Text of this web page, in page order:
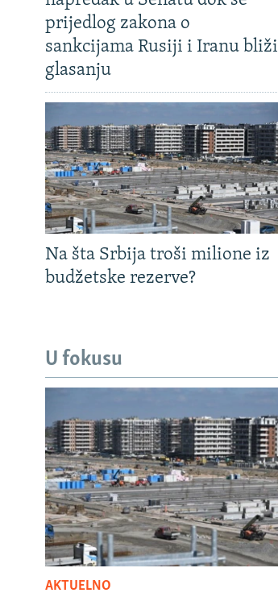
prijedlog zakona o
sankcijama Rusiji i Iranu bliži
glasanju
Na šta Srbija troši milione iz
budžetske rezerve?
U fokusu
AKTUELNO